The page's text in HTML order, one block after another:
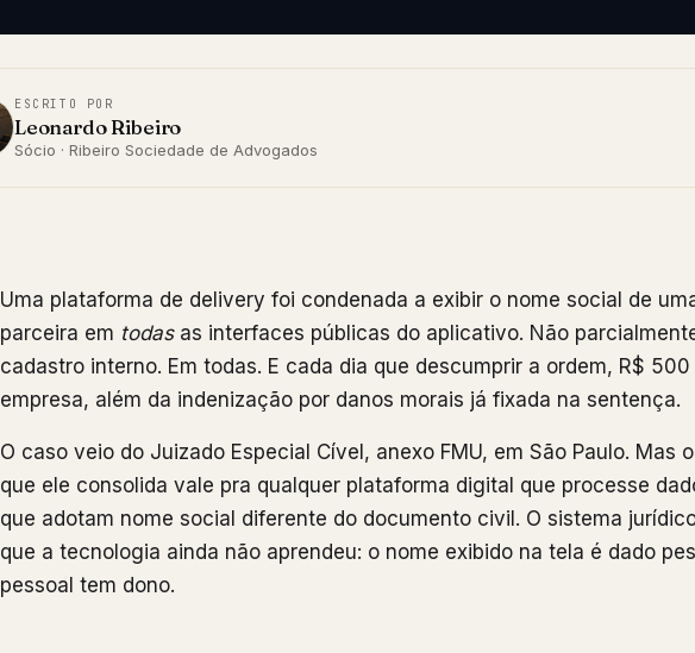
ESCRITO POR
Leonardo Ribeiro
Sócio · Ribeiro Sociedade de Advogados
Uma plataforma de delivery foi condenada a exibir o nome social de
parceira em todasas interfaces públicas do aplicativo. Não
cadastro interno. Em todas. E cada dia que descumprir a ordem, R$
empresa, além da indenização por danos morais já fixada na sentença.
O caso veio do Juizado Especial Cível, anexo FMU, em São Paulo. Mas
que ele consolida vale pra qualquer plataforma digital que processe
que adotam nome social diferente do documento civil. O sistema
que a tecnologia ainda não aprendeu: o nome exibido na tela é dado
pessoal tem dono.